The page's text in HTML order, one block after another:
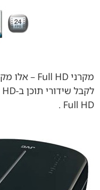
Full HD .